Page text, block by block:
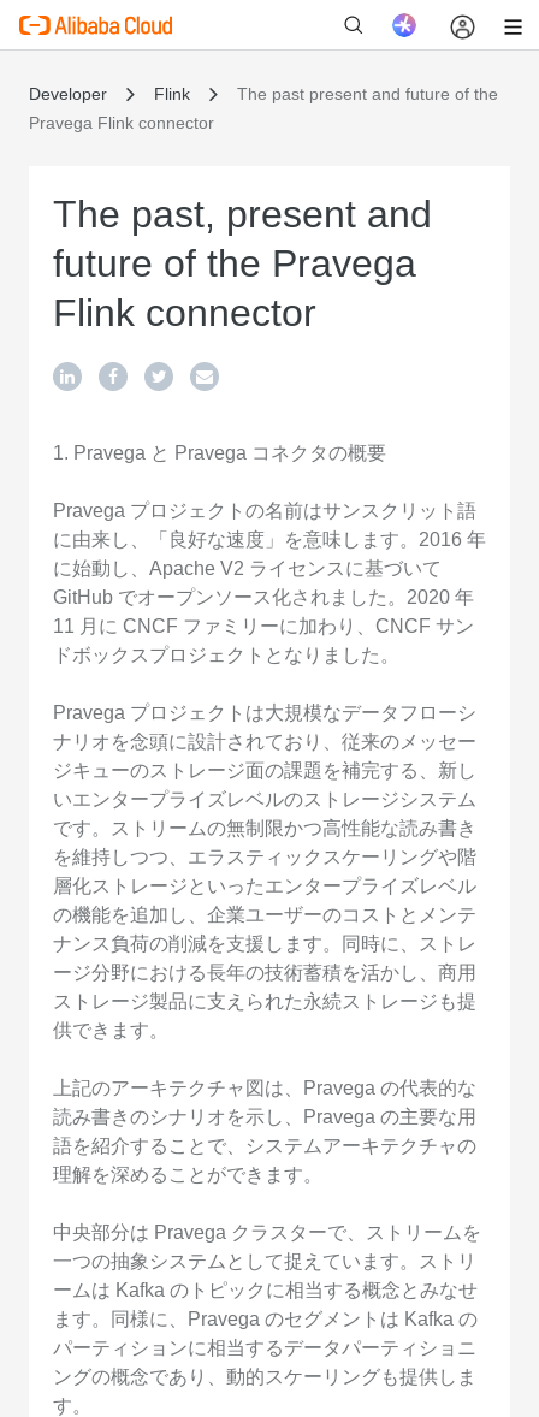
Developer Flink
The past present and future of the
Pravega Flink connector
The past, present and
future of the Pravega
Flink connector
1. Pravega と Pravega コネクタの概要
Pravega プロジェクトの名前はサンスクリット語
に由来し、「良好な速度」を意味します。2016 年
に始動し、Apache V2 ライセンスに基づいて
GitHub でオープンソース化されました。2020 年
11 月に CNCF ファミリーに加わり、CNCF サン
ドボックスプロジェクトとなりました。
Pravega プロジェクトは大規模なデータフローシ
ナリオを念頭に設計されており、従来のメッセー
ジキューのストレージ面の課題を補完する、新し
いエンタープライズレベルのストレージシステム
です。ストリームの無制限かつ高性能な読み書き
を維持しつつ、エラスティックスケーリングや階
層化ストレージといったエンタープライズレベル
の機能を追加し、企業ユーザーのコストとメンテ
ナンス負荷の削減を支援します。同時に、ストレ
ージ分野における長年の技術蓄積を活かし、商用
ストレージ製品に支えられた永続ストレージも提
供できます。
上記のアーキテクチャ図は、Pravega の代表的な
読み書きのシナリオを示し、Pravega の主要な用
語を紹介することで、システムアーキテクチャの
理解を深めることができます。
中央部分は Pravega クラスターで、ストリームを
一つの抽象システムとして捉えています。ストリ
ームは Kafka のトピックに相当する概念とみなせ
ます。同様に、Pravega のセグメントは Kafka の
パーティションに相当するデータパーティショニ
ングの概念であり、動的スケーリングも提供しま
す。